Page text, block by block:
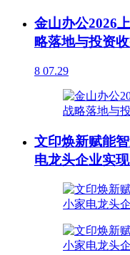
金山办公2026
略落地与投资
8 07.29
文印焕新赋能
电龙头企业实